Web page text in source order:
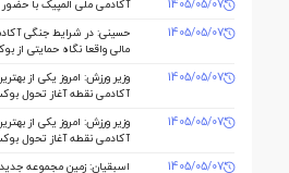
1405/05/07
آکادمی ملی المپیک با
1405/05/07
حسینی: در شرایط جنگی
مالی واقعا نگاه حمایتی از
1405/05/07
وزیر ورزش: امروز یکی از
آکادمی نقطه آغاز تحول
1405/05/07
وزیر ورزش: امروز یکی از
آکادمی نقطه آغاز تحول
1405/05/07
اسبقیان: زمین مجموعه